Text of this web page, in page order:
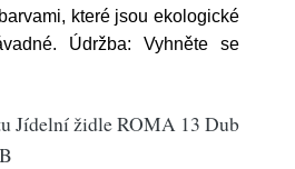
které jsou ekologické
Údržba: Vyhněte se
Jídelní židle ROMA 13 Dub